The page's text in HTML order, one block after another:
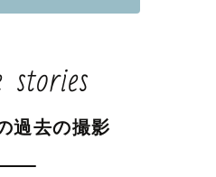
ころです！👍
過去の撮影